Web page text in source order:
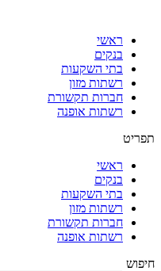
ראשי
בנקים
בתי השקעות
רשתות מזון
חברות תקשורת
רשתות אופנה
תפריט
ראשי
בנקים
בתי השקעות
רשתות מזון
חברות תקשורת
רשתות אופנה
חיפוש